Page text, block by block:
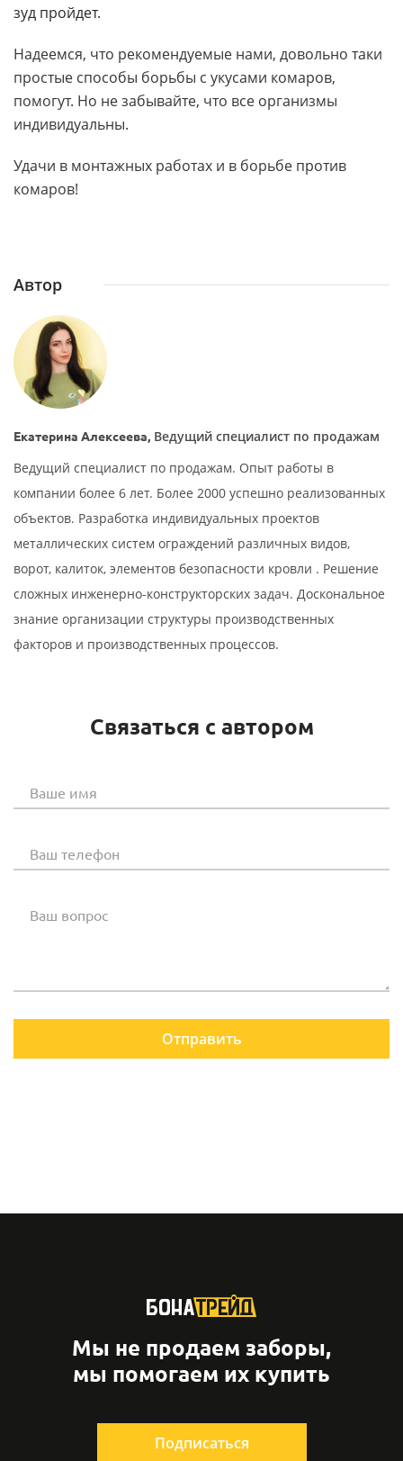
зуд пройдет.
Надеемся, что рекомендуемые нами, довольно таки
простые способы борьбы с укусами комаров,
помогут. Но не забывайте, что все организмы
индивидуальны.
Удачи в монтажных работах и в борьбе против
комаров!
Автор
Екатерина Алексеева, Ведущий специалист по продажам
Ведущий специалист по продажам. Опыт работы в
компании более 6 лет. Более 2000 успешно реализованных
объектов. Разработка индивидуальных проектов
металлических систем ограждений различных видов,
ворот, калиток, элементов безопасности кровли . Решение
сложных инженерно-конструкторских задач. Доскональное
знание организации структуры производственных
факторов и производственных процессов.
Связаться с автором
Ваше имя
Ваш телефон
Ваш вопрос
Отправить
Мы не продаем заборы,
мы помогаем их купить
Подписаться